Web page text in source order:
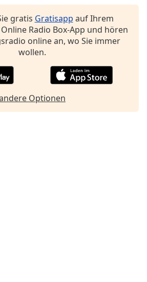
gratis Gratisapp auf Ihrem
Radio Box-App und hören
online an, wo Sie immer
wollen.
Optionen